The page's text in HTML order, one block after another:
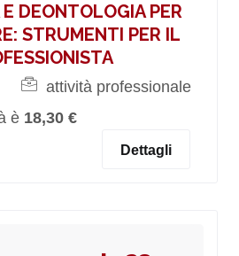
DEONTOLOGIA PER
STRUMENTI PER IL
attività professionale
è 18,30 €
Dettagli